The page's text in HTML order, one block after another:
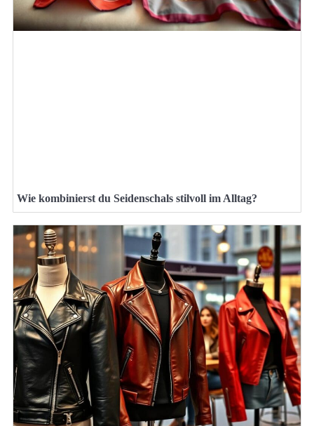
Wie kombinierst du Seidenschals stilvoll im Alltag?